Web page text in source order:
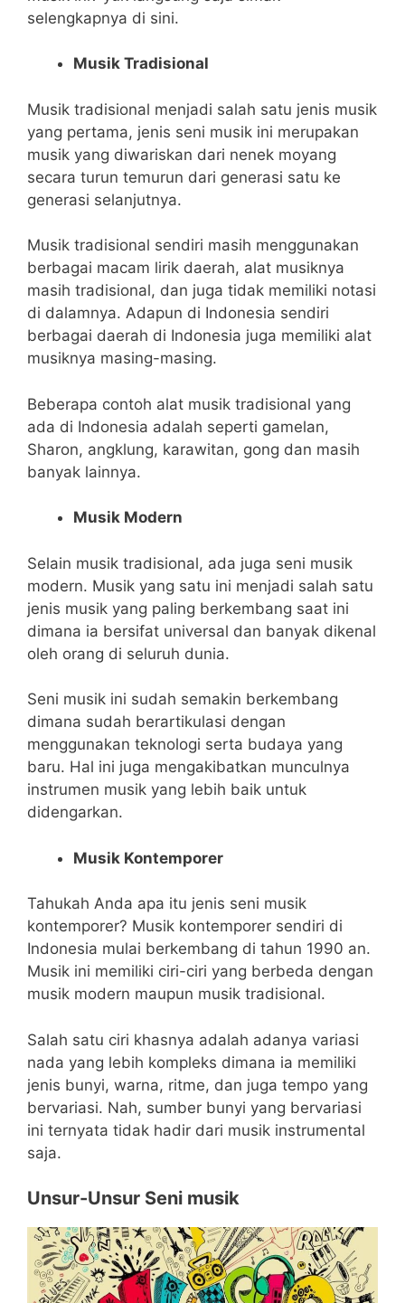
selengkapnya di sini.
Musik Tradisional
Musik tradisional menjadi salah satu jenis musik
yang pertama, jenis seni musik ini merupakan
musik yang diwariskan dari nenek moyang
secara turun temurun dari generasi satu ke
generasi selanjutnya.
Musik tradisional sendiri masih menggunakan
berbagai macam lirik daerah, alat musiknya
masih tradisional, dan juga tidak memiliki notasi
di dalamnya. Adapun di Indonesia sendiri
berbagai daerah di Indonesia juga memiliki alat
musiknya masing-masing.
Beberapa contoh alat musik tradisional yang
ada di Indonesia adalah seperti gamelan,
Sharon, angklung, karawitan, gong dan masih
banyak lainnya.
Musik Modern
Selain musik tradisional, ada juga seni musik
modern. Musik yang satu ini menjadi salah satu
jenis musik yang paling berkembang saat ini
dimana ia bersifat universal dan banyak dikenal
oleh orang di seluruh dunia.
Seni musik ini sudah semakin berkembang
dimana sudah berartikulasi dengan
menggunakan teknologi serta budaya yang
baru. Hal ini juga mengakibatkan munculnya
instrumen musik yang lebih baik untuk
didengarkan.
Musik Kontemporer
Tahukah Anda apa itu jenis seni musik
kontemporer? Musik kontemporer sendiri di
Indonesia mulai berkembang di tahun 1990 an.
Musik ini memiliki ciri-ciri yang berbeda dengan
musik modern maupun musik tradisional.
Salah satu ciri khasnya adalah adanya variasi
nada yang lebih kompleks dimana ia memiliki
jenis bunyi, warna, ritme, dan juga tempo yang
bervariasi. Nah, sumber bunyi yang bervariasi
ini ternyata tidak hadir dari musik instrumental
saja.
Unsur-Unsur Seni musik